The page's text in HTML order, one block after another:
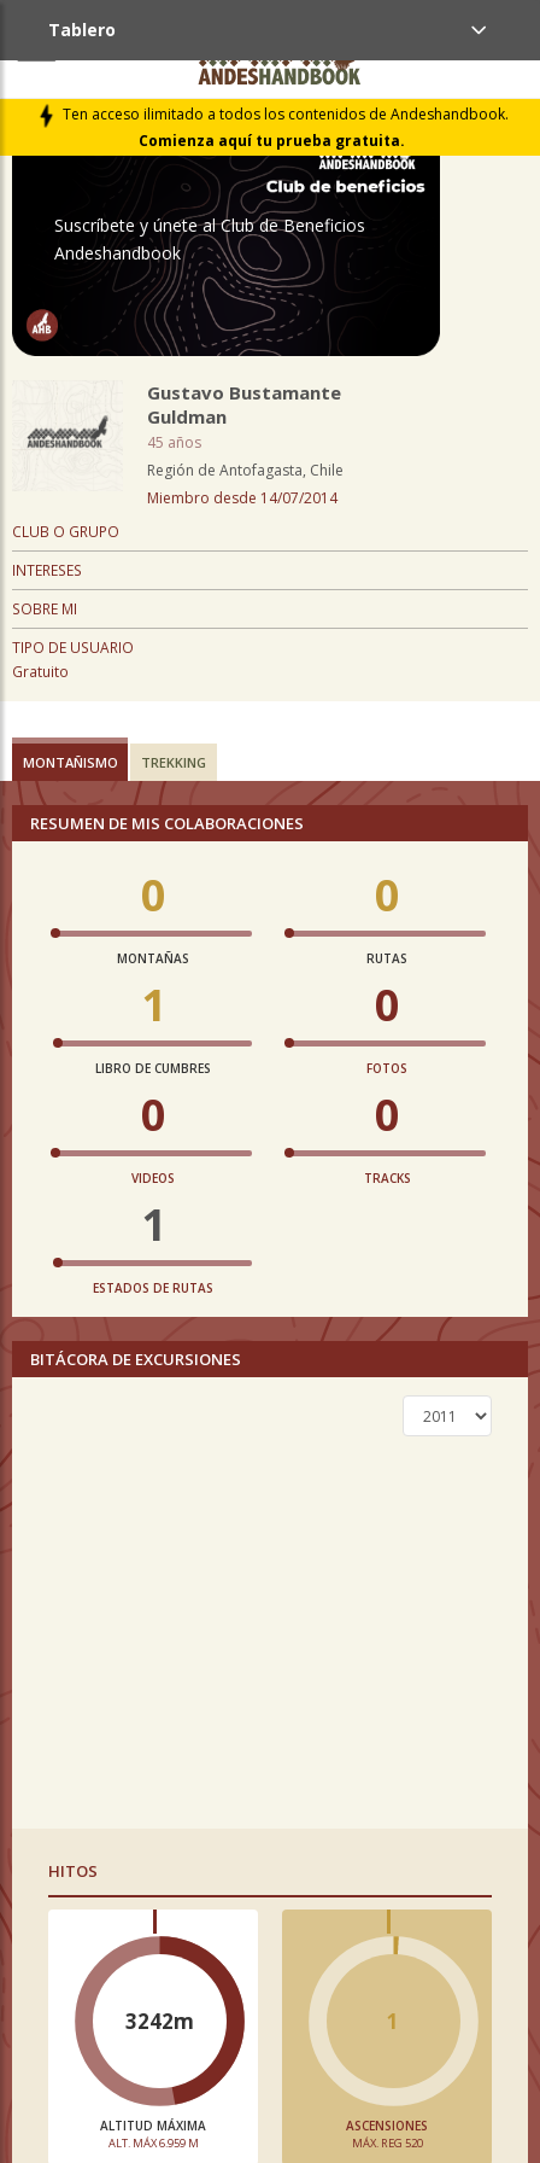
Ten acceso ilimitado a todos los contenidos de Andeshandbook.
Comienza aquí tu prueba gratuita.
Tablero
Suscríbete y únete al Club de Beneficios
Andeshandbook
Gustavo Bustamante
Guldman
45 años
Región de Antofagasta, Chile
Miembro desde 14/07/2014
CLUB O GRUPO
INTERESES
SOBRE MI
TIPO DE USUARIO
Gratuito
MONTAÑISMO TREKKING
RESUMEN DE MIS COLABORACIONES
0
MONTAÑAS
0
RUTAS
1
LIBRO DE CUMBRES
0
FOTOS
0
VIDEOS
0
TRACKS
1
ESTADOS DE RUTAS
BITÁCORA DE EXCURSIONES
HITOS
3242m
ALTITUD MÁXIMA
ALT. MÁX 6.959 M
1
ASCENSIONES
MÁX. REG 520